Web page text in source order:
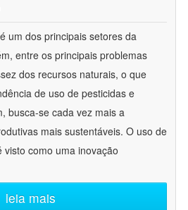
um dos principais setores da
entre os principais problemas
dos recursos naturais, o que
de uso de pesticidas e
busca-se cada vez mais a
mais sustentáveis. O uso de
como uma inovação
leia mais